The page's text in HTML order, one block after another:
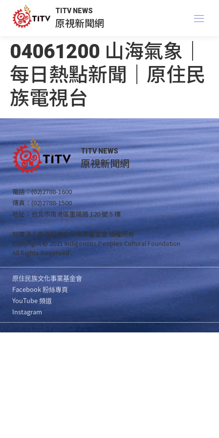
TITV NEWS
原視新聞網
04061200 山海氣象｜
每日熱點新聞｜原住民
族電視台
TITV NEWS
原視新聞網
電話：(02)2788-1600
傳真：(02)2788-1500
地址：台北市南港區重陽路 120 號 5 樓
財團法人原住民族文化事業基金會 版權所有
Copyright © 2021 Indigenous Peoples Cultural Foundation
All Rights Reserved .
原住民族文化事業基金會
Facebook 粉絲專頁
YouTube 頻道
Instagram